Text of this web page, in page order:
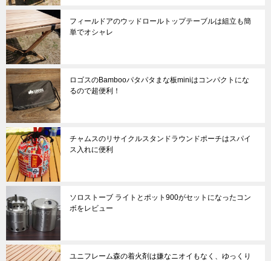
フィールドアのウッドロールトップテーブルは組立も簡
単でオシャレ
ロゴスのBambooパタパタまな板miniはコンパクトにな
るので超便利！
チャムスのリサイクルスタンドラウンドポーチはスパイ
ス入れに便利
ソロストーブ ライトとポット900がセットになったコン
ボをレビュー
ユニフレーム森の着火剤は嫌なニオイもなく、ゆっくり